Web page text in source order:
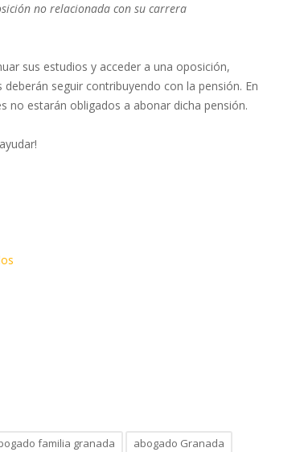
no relacionada con su carrera
sus estudios y acceder a una oposición,
seguir contribuyendo con la pensión. En
no estarán obligados a abonar dicha pensión.
familia granada
abogado Granada